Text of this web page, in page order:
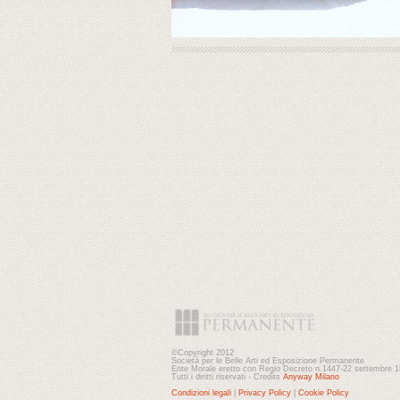
©Copyright 2012
Società per le Belle Arti ed Esposizione Permanente
Ente Morale eretto con Regio Decreto n.1447-22 settembre
Tutti i diritti riservati - Credits Anyway Milano
Condizioni legali
Privacy Policy Cookie Policy